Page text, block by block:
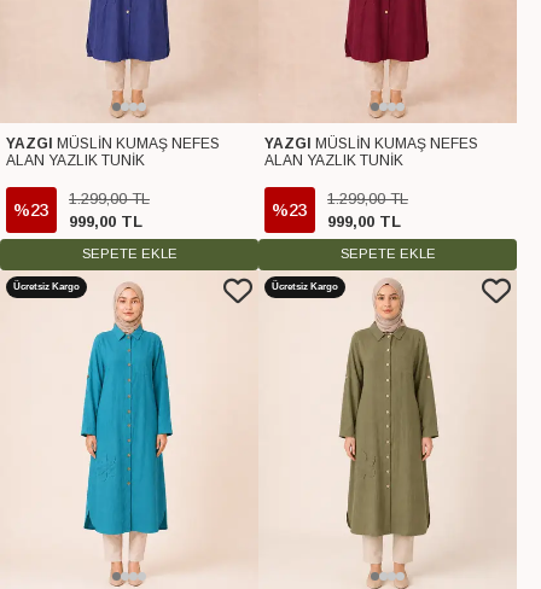
YAZGI
MÜSLİN KUMAŞ NEFES
ALAN YAZLIK TUNİK
%23
1.299,00 TL
999,00 TL
SEPETE EKLE
YAZGI
MÜSLİN KUMAŞ NEFES
ALAN YAZLIK TUNİK
%23
1.299,00 TL
999,00 TL
SEPETE EKLE
Ücretsiz Kargo Ücretsiz Kargo